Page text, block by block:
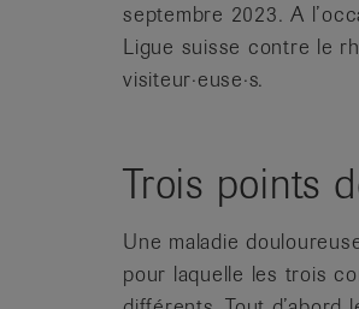
septembre 2023. A
Ligue suisse contre le
visiteur·euse·s.
Trois points
Une maladie
pour laquelle les trois